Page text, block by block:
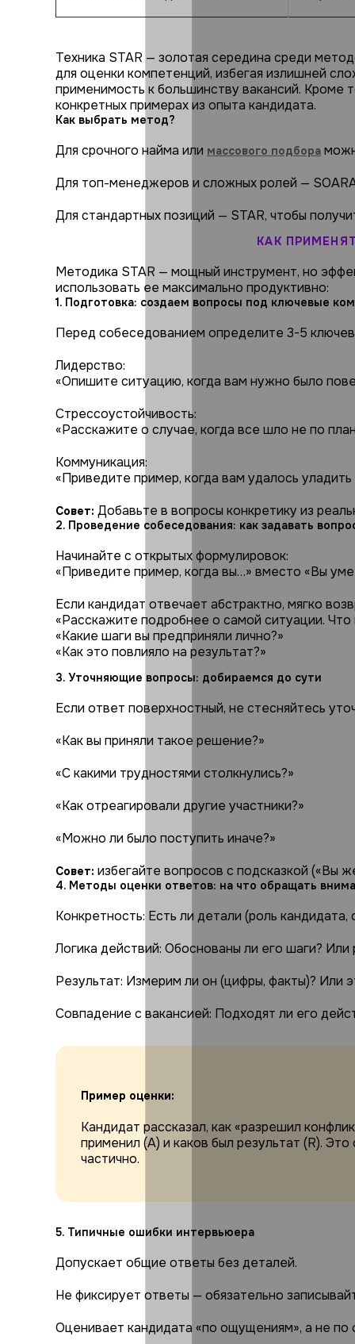
Техника STAR — золотая середина среди
для оценки компетенций, избегая излишней
применимость к большинству вакансий. Кроме
конкретных примерах из опыта кандидата.
Как выбрать метод?
Для срочного найма или массового подбора
Для топ-менеджеров и сложных ролей —
Для стандартных позиций — STAR, чтобы
КАК
Методика STAR — мощный инструмент, но
использовать ее максимально продуктивно:
1. Подготовка: создаем вопросы под ключевые
Перед собеседованием определите 3-5
Лидерство:
«Опишите ситуацию, когда вам нужно было
Стрессоустойчивость:
«Расскажите о случае, когда все шло не по
Коммуникация:
«Приведите пример, когда вам удалось
Совет: Добавьте в вопросы конкретику из
2. Проведение собеседования: как задавать
Начинайте с открытых формулировок:
«Приведите пример, когда вы…» вместо «Вы
Если кандидат отвечает абстрактно, мягко
«Расскажите подробнее о самой ситуации.
«Какие шаги вы предприняли лично?»
«Как это повлияло на результат?»
3. Уточняющие вопросы: добираемся до сути
Если ответ поверхностный, не стесняйтесь
«Как вы приняли такое решение?»
«С какими трудностями столкнулись?»
«Как отреагировали другие участники?»
«Можно ли было поступить иначе?»
Совет: избегайте вопросов с подсказкой («Вы
4. Методы оценки ответов: на что обращать
Конкретность: Есть ли детали (роль
Логика действий: Обоснованы ли его шаги?
Результат: Измерим ли он (цифры, факты)? Или
Совпадение с вакансией: Подходят ли его
Пример оценки:
Кандидат рассказал, как «разрешил
применил (A) и каков был результат (R).
частично.
5. Типичные ошибки интервьюера
Допускает общие ответы без деталей.
Не фиксирует ответы — обязательно
Оценивает кандидата «по ощущениям», а не по